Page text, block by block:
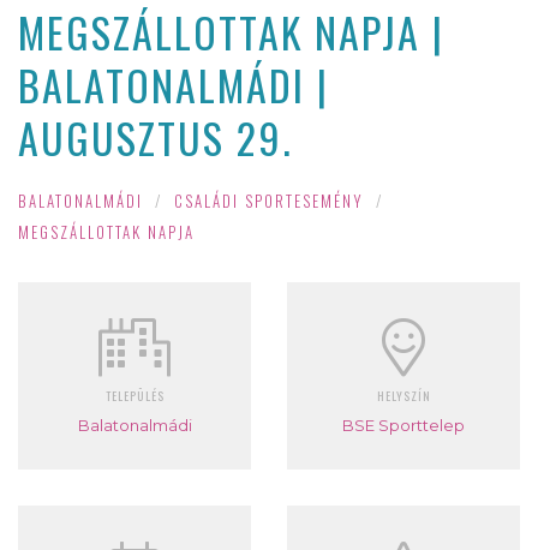
MEGSZÁLLOTTAK NAPJA |
BALATONALMÁDI |
AUGUSZTUS 29.
BALATONALMÁDI / CSALÁDI SPORTESEMÉNY
/
MEGSZÁLLOTTAK NAPJA
TELEPÜLÉS
Balatonalmádi
HELYSZÍN
BSE Sporttelep